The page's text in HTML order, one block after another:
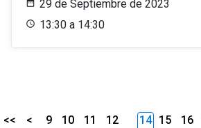
29 de Septiembre de 2023
13:30 a 14:30
<< < 9 10 11
12
14 15 16